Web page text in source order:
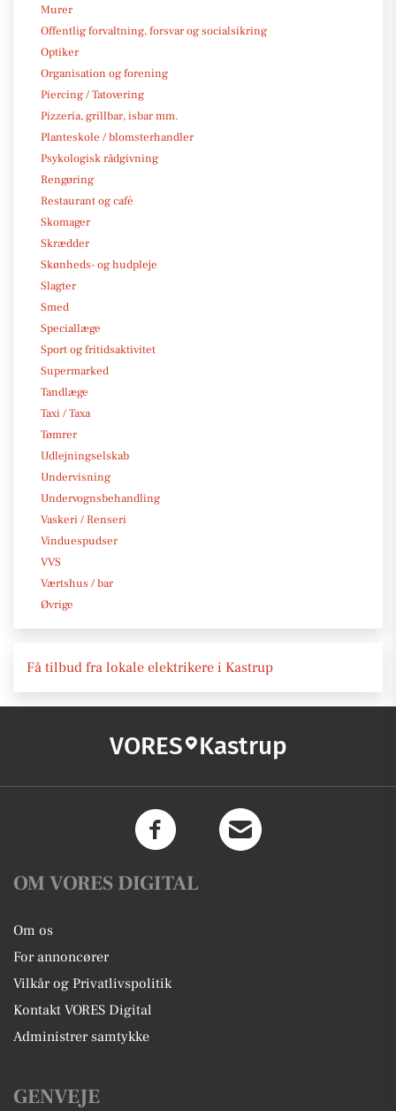
Murer
Offentlig forvaltning, forsvar og socialsikring
Optiker
Organisation og forening
Piercing / Tatovering
Pizzeria, grillbar, isbar mm.
Planteskole / blomsterhandler
Psykologisk rådgivning
Rengøring
Restaurant og café
Skomager
Skrædder
Skønheds- og hudpleje
Slagter
Smed
Speciallæge
Sport og fritidsaktivitet
Supermarked
Tandlæge
Taxi / Taxa
Tømrer
Udlejningselskab
Undervisning
Undervognsbehandling
Vaskeri / Renseri
Vinduespudser
VVS
Værtshus / bar
Øvrige
Få tilbud fra lokale elektrikere i Kastrup
VORES Kastrup
OM VORES DIGITAL
Om os
For annoncører
Vilkår og Privatlivspolitik
Kontakt VORES Digital
Administrer samtykke
GENVEJE